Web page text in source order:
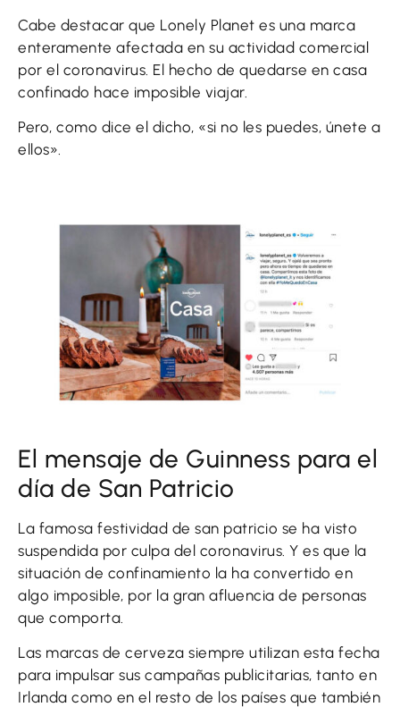
Cabe destacar que Lonely Planet es una marca
enteramente afectada en su actividad comercial
por el coronavirus. El hecho de quedarse en casa
confinado hace imposible viajar.
Pero, como dice el dicho, «si no les puedes, únete a
ellos».
El mensaje de Guinness para el
día de San Patricio
La famosa festividad de san patricio se ha visto
suspendida por culpa del coronavirus. Y es que la
situación de confinamiento la ha convertido en
algo imposible, por la gran afluencia de personas
que comporta.
Las marcas de cerveza siempre utilizan esta fecha
para impulsar sus campañas publicitarias, tanto en
Irlanda como en el resto de los países que también